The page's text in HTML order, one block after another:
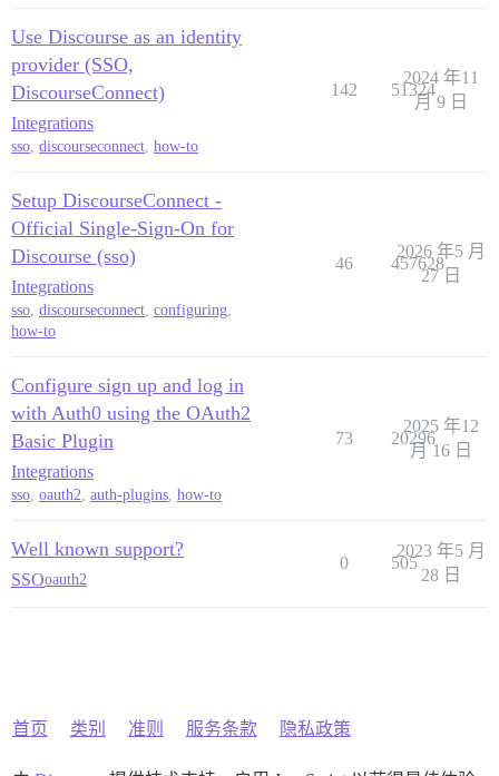
Use Discourse as an identity
provider (SSO,
DiscourseConnect)
Integrations
sso discourseconnect how-to
142 51324
2024 年11
月 9 日
Setup DiscourseConnect -
Official Single-Sign-On for
Discourse (sso)
Integrations
sso discourseconnect configuring
how-to
46 457628
2026 年5 月
27 日
Configure sign up and log in
with Auth0 using the OAuth2
Basic Plugin
Integrations
sso oauth2 auth-plugins how-to
73 20296
2025 年12
月 16 日
Well known support?
SSOoauth2
0 505
2023 年5 月
28 日
首页 类别 准则 服务条款 隐私政策